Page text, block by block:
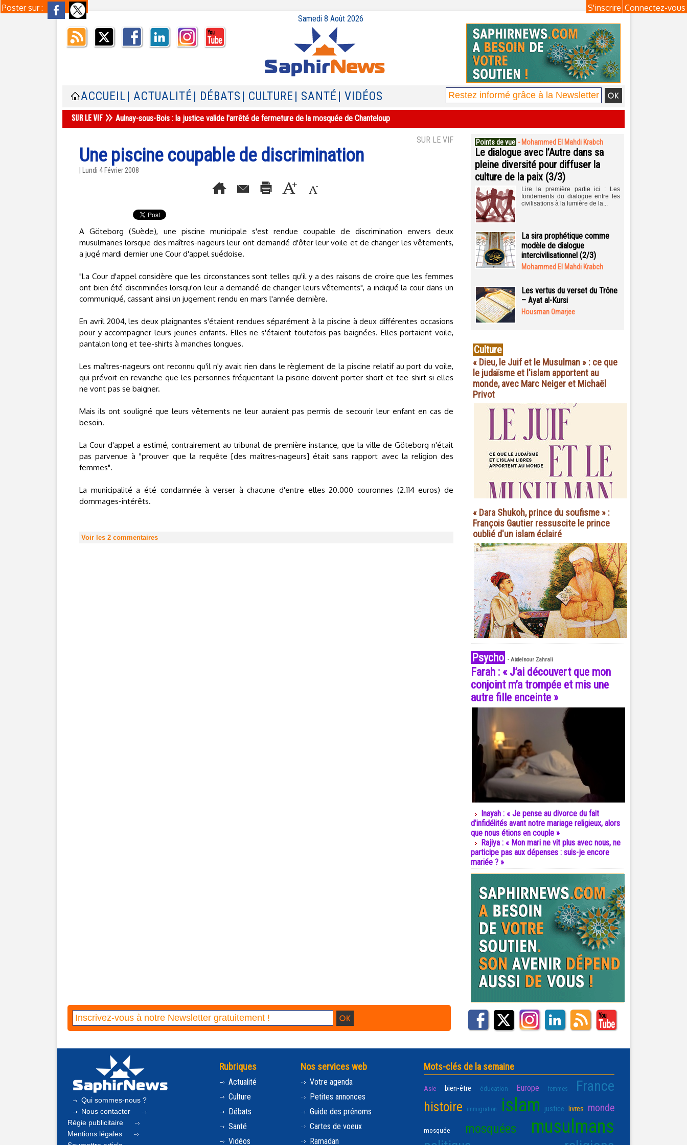
Poster sur : Connectez-vous
S'inscrire
Samedi 8 Août 2026
ACCUEIL | ACTUALITÉ | DÉBATS | CULTURE | SANTÉ | VIDÉOS
Aulnay-sous-Bois : la justice valide l'arrêté de fermeture de la mosquée de Chanteloup
SUR LE VIF
Une piscine coupable de discrimination
| Lundi 4 Février 2008
A Göteborg (Suède), une piscine municipale s'est rendue coupable de discrimination envers deux
musulmanes lorsque des maîtres-nageurs leur ont demandé d'ôter leur voile et de changer les vêtements,
a jugé mardi dernier une Cour d'appel suédoise.
"La Cour d'appel considère que les circonstances sont telles qu'il y a des raisons de croire que les femmes
ont bien été discriminées lorsqu'on leur a demandé de changer leurs vêtements", a indiqué la cour dans un
communiqué, cassant ainsi un jugement rendu en mars l'année dernière.
En avril 2004, les deux plaignantes s'étaient rendues séparément à la piscine à deux différentes occasions
pour y accompagner leurs jeunes enfants. Elles ne s'étaient toutefois pas baignées. Elles portaient voile,
pantalon long et tee-shirts à manches longues.
Les maîtres-nageurs ont reconnu qu'il n'y avait rien dans le règlement de la piscine relatif au port du voile,
qui prévoit en revanche que les personnes fréquentant la piscine doivent porter short et tee-shirt si elles
ne vont pas se baigner.
Mais ils ont souligné que leurs vêtements ne leur auraient pas permis de secourir leur enfant en cas de
besoin.
La Cour d'appel a estimé, contrairement au tribunal de première instance, que la ville de Göteborg n'était
pas parvenue à "prouver que la requête [des maîtres-nageurs] était sans rapport avec la religion des
femmes".
La municipalité a été condamnée à verser à chacune d'entre elles 20.000 couronnes (2.114 euros) de
dommages-intérêts.
Voir les 2 commentaires
Points de vue - Mohammed El Mahdi Krabch
Le dialogue avec l’Autre dans sa
pleine diversité pour diffuser la
culture de la paix (3/3)
Lire la première partie ici : Les
fondements du dialogue entre les
civilisations à la lumière de la...
La sira prophétique comme
modèle de dialogue
intercivilisationnel (2/3)
Mohammed El Mahdi Krabch
Les vertus du verset du Trône
– Ayat al-Kursi
Housman Omarjee
Culture
« Dieu, le Juif et le Musulman » : ce que
le judaïsme et l'islam apportent au
monde, avec Marc Neiger et Michaël
Privot
« Dara Shukoh, prince du soufisme » :
François Gautier ressuscite le prince
oublié d'un islam éclairé
Psycho - Abdelnour Zahrali
Farah : « J’ai découvert que mon
conjoint m’a trompée et mis une
autre fille enceinte »
Inayah : « Je pense au divorce du fait
d’infidélités avant notre mariage religieux, alors
que nous étions en couple »
Rajiya : « Mon mari ne vit plus avec nous, ne
participe pas aux dépenses : suis-je encore
mariée ? »
Qui sommes-nous ?
Nous contacter
Régie publicitaire
Mentions légales
Rubriques
Actualité
Culture
Débats
Santé
Vidéos
Nos services web
Votre agenda
Petites annonces
Guide des prénoms
Cartes de voeux
Ramadan
Mots-clés de la semaine
Asie bien-être éducation Europe femmes France
histoire immigration islam justice livres monde
mosquée mosquées musulmans